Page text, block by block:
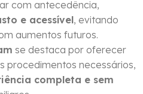
com antecedência,
e acessível, evitando
aumentos futuros.
se destaca por oferecer
procedimentos necessários,
completa e sem